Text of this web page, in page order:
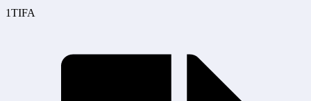
1TIFA